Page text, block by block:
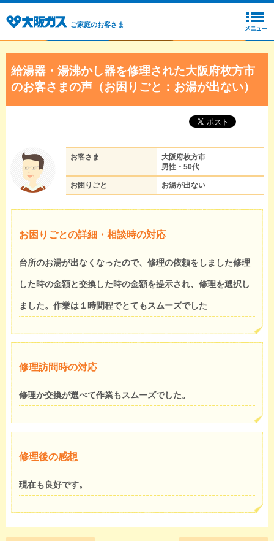
ご家庭のお客さま
給湯器・湯沸かし器を修理された大阪府枚方市
のお客さまの声（お困りごと：お湯が出ない）
お客さま
大阪府枚方市
男性・50代
お困りごと お湯が出ない
お困りごとの詳細・相談時の対応
台所のお湯が出なくなったので、修理の依頼をしました修理
した時の金額と交換した時の金額を提示され、修理を選択し
ました。作業は１時間程でとてもスムーズでした
修理訪問時の対応
修理か交換が選べて作業もスムーズでした。
修理後の感想
現在も良好です。